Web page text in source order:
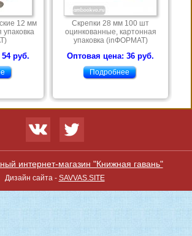
12 мм
упаковка
руб.
Скрепки 28 мм 100 шт
оцинкованные, картонная
упаковка (inФОРМАТ)
Оптовая цена: 36 руб.
Подробнее
интернет-магазин "Книжная гавань"
Дизайн сайта - SAVVAS.SITE